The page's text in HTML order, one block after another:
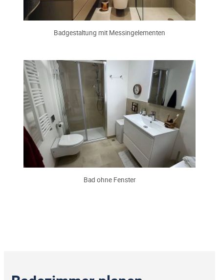
Badgestaltung mit Messingelementen
Bad ohne Fenster